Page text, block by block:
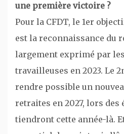
une première victoire ?
Pour la CFDT, le 1er
est la reconnaissance du
largement exprimé par
travailleuses en 2023. Le
rendre possible un
retraites en 2027, lors des
tiendront cette année-là.